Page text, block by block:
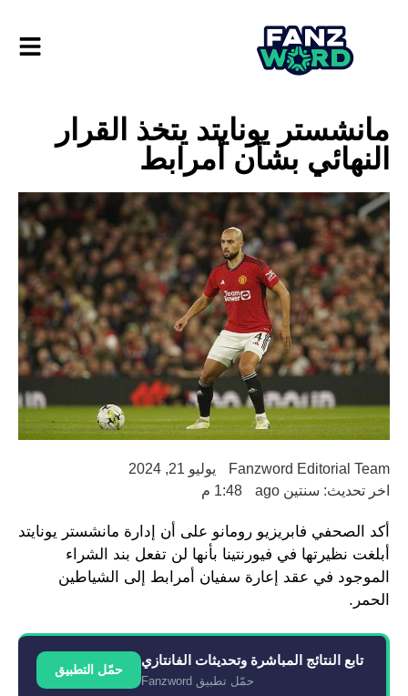
مانشستر يونايتد يتخذ القرار
النهائي بشأن أمرابط
Fanzword Editorial Team
يوليو 21, 2024
اخر تحديث: سنتين ago
1:48 م
أكد الصحفي فابريزيو رومانو على أن إدارة مانشستر يونايتد
أبلغت نظيرتها في فيورنتينا بأنها لن تفعل بند الشراء
الموجود في عقد إعارة سفيان أمرابط إلى الشياطين
الحمر.
تابع النتائج المباشرة وتحديثات الفانتازي
حمّل تطبيق Fanzword
حمّل التطبيق